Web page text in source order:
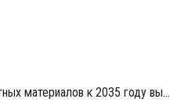
Европейский рынок композитных материалов к 2035 году вырастет до USD47,5 млрд